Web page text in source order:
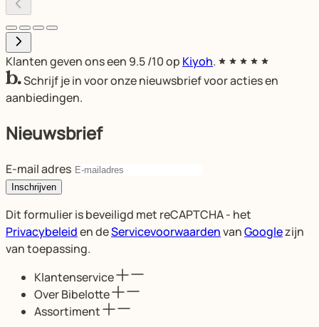
Klanten geven ons een 9.5/10 op Kiyoh.
Schrijf je in voor onze nieuwsbrief voor acties en
aanbiedingen.
Nieuwsbrief
E-mail adres
Inschrijven
Dit formulier is beveiligd met reCAPTCHA - het
Privacybeleiden deServicevoorwaardenvanGooglezijn
van toepassing.
Klantenservice
Over Bibelotte
Assortiment